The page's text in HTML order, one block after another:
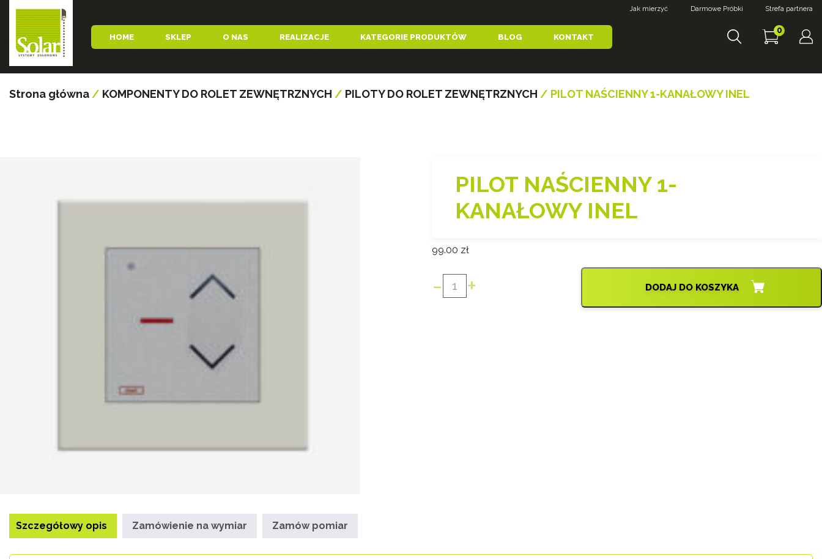
HOME SKLEP O NAS REALIZACJE KATEGORIE PRODUKTÓW BLOG KONTAKT
Jak mierzyć Darmowe Próbki Strefa partnera
0
Strona główna / KOMPONENTY DO ROLET ZEWNĘTRZNYCH / PILOTY DO ROLET ZEWNĘTRZNYCH / PILOT NAŚCIENNY 1-KANAŁOWY INEL
PILOT NAŚCIENNY 1-
KANAŁOWY INEL
99.00 zł
-
ilość
+ DODAJ DO KOSZYKA
Szczegółowy opis Zamówienie na wymiar Zamów pomiar